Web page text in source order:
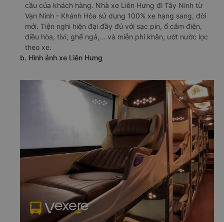
cầu của khách hàng. Nhà xe Liên Hưng đi Tây Ninh từ
Vạn Ninh - Khánh Hòa sử dụng 100% xe hạng sang, đời
mới. Tiện nghi hiện đại đầy đủ với sạc pin, ổ cắm điện,
điều hòa, tivi, ghế ngả,… và miễn phí khăn, ướt nước lọc
theo xe.
b. Hình ảnh xe Liên Hưng